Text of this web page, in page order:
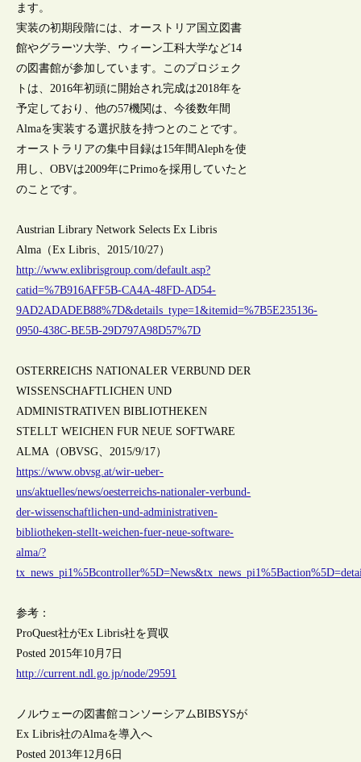
ます。
実装の初期段階には、オーストリア国立図書
館やグラーツ大学、ウィーン工科大学など14
の図書館が参加しています。このプロジェク
トは、2016年初頭に開始され完成は2018年を
予定しており、他の57機関は、今後数年間
Almaを実装する選択肢を持つとのことです。
オーストラリアの集中目録は15年間Alephを使
用し、OBVは2009年にPrimoを採用していたと
のことです。
Austrian Library Network Selects Ex Libris
Alma（Ex Libris、2015/10/27）
http://www.exlibrisgroup.com/default.asp?
catid=%7B916AFF5B-CA4A-48FD-AD54-
9AD2ADADEB88%7D&details_type=1&itemid=%7B5E235136-
0950-438C-BE5B-29D797A98D57%7D
OSTERREICHS NATIONALER VERBUND DER
WISSENSCHAFTLICHEN UND
ADMINISTRATIVEN BIBLIOTHEKEN
STELLT WEICHEN FUR NEUE SOFTWARE
ALMA（OBVSG、2015/9/17）
https://www.obvsg.at/wir-ueber-
uns/aktuelles/news/oesterreichs-nationaler-verbund-
der-wissenschaftlichen-und-administrativen-
bibliotheken-stellt-weichen-fuer-neue-software-
alma/?
参考：
ProQuest社がEx Libris社を買収
Posted 2015年10月7日
http://current.ndl.go.jp/node/29591
ノルウェーの図書館コンソーシアムBIBSYSが
Ex Libris社のAlmaを導入へ
Posted 2013年12月6日